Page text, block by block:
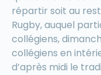
répartir soit au
Rugby, auquel
collégiens,
collégiens en
d’après midi le